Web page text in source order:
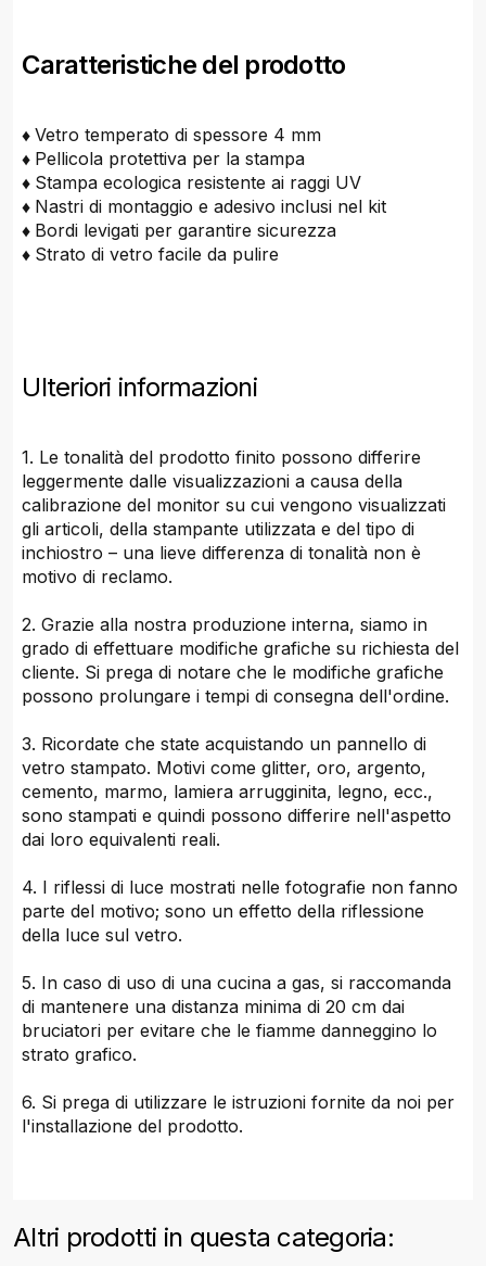
Caratteristiche del prodotto
♦Vetro temperato di spessore 4 mm
♦ Pellicola protettiva per la stampa
♦ Stampa ecologica resistente ai raggi UV
♦ Nastri di montaggio e adesivo inclusi nel kit
♦ Bordi levigati per garantire sicurezza
♦ Strato di vetro facile da pulire
Ulteriori informazioni
1. Le tonalità del prodotto finito possono differire
leggermente dalle visualizzazioni a causa della
calibrazione del monitor su cui vengono visualizzati
gli articoli, della stampante utilizzata e del tipo di
inchiostro – una lieve differenza di tonalità non è
motivo di reclamo.
2. Grazie alla nostra produzione interna, siamo in
grado di effettuare modifiche grafiche su richiesta del
cliente. Si prega di notare che le modifiche grafiche
possono prolungare i tempi di consegna dell'ordine.
3. Ricordate che state acquistando un pannello di
vetro stampato. Motivi come glitter, oro, argento,
cemento, marmo, lamiera arrugginita, legno, ecc.,
sono stampati e quindi possono differire nell'aspetto
dai loro equivalenti reali.
4. I riflessi di luce mostrati nelle fotografie non fanno
parte del motivo; sono un effetto della riflessione
della luce sul vetro.
5. In caso di uso di una cucina a gas, si raccomanda
di mantenere una distanza minima di 20 cm dai
bruciatori per evitare che le fiamme danneggino lo
strato grafico.
6. Si prega di utilizzare le istruzioni fornite da noi per
l'installazione del prodotto.
Altri prodotti in questa categoria: